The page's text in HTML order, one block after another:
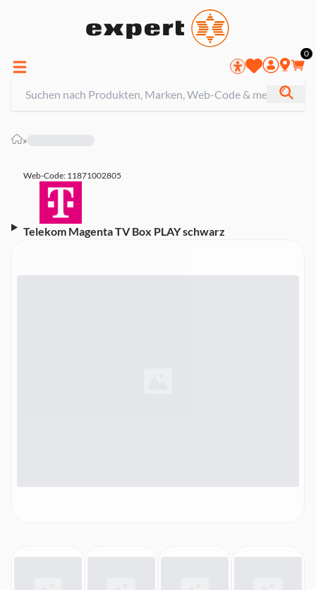
0
»
Web-Code: 11871002805
Telekom Magenta TV Box PLAY schwarz